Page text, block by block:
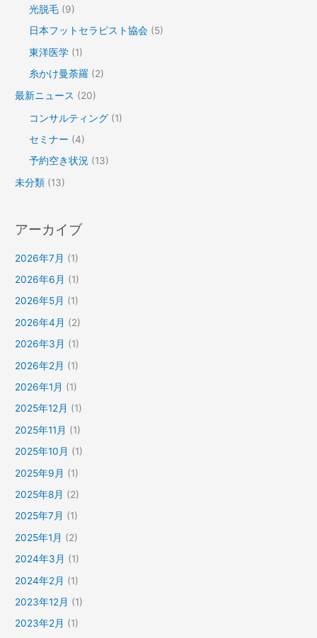
光脱毛 (9)
日本フットセラピスト協会 (5)
東洋医学 (1)
糸かけ曼荼羅 (2)
最新ニュース (20)
コンサルティング (1)
セミナー (4)
予約空き状況 (13)
未分類 (13)
アーカイブ
2026年7月 (1)
2026年6月 (1)
2026年5月 (1)
2026年4月 (2)
2026年3月 (1)
2026年2月 (1)
2026年1月 (1)
2025年12月 (1)
2025年11月 (1)
2025年10月 (1)
2025年9月 (1)
2025年8月 (2)
2025年7月 (1)
2025年1月 (2)
2024年3月 (1)
2024年2月 (1)
2023年12月 (1)
2023年2月 (1)